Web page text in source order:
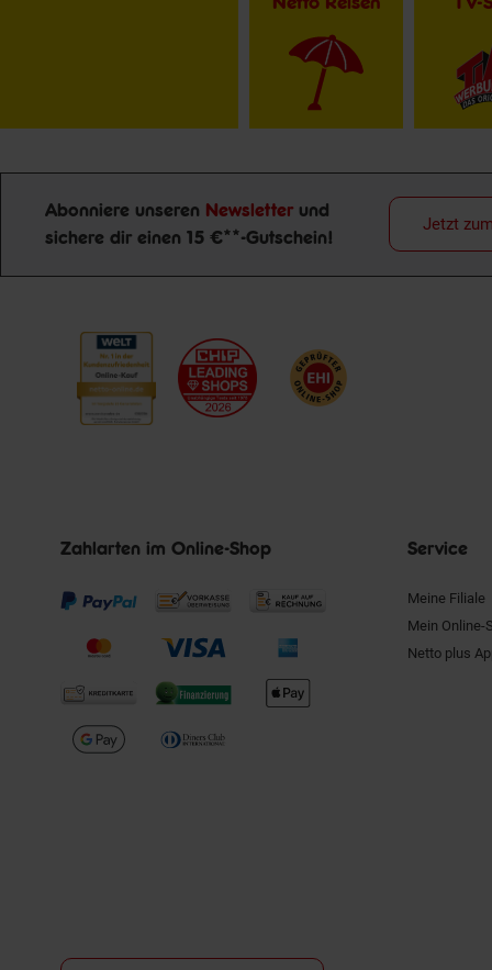
Newsletter Anmeldung
Abonniere unseren Newsletter und
sichere dir einen 15 €**-Gutschein!
Jetzt
Zahlarten im Online-Shop Service
Meine Filiale
Mein Online-
Netto plus